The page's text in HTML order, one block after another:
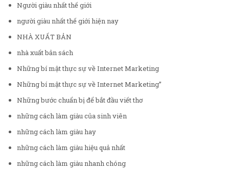
Người giàu nhất thế giới
người giàu nhất thế giới hiện nay
NHÀ XUẤT BẢN
nhà xuất bản sách
Những bí mật thực sự về Internet Marketing
Những bí mật thực sự về Internet Marketing”
Những bước chuẩn bị để bắt đầu viết thơ
những cách làm giàu của sinh viên
những cách làm giàu hay
những cách làm giàu hiệu quả nhất
những cách làm giàu nhanh chóng